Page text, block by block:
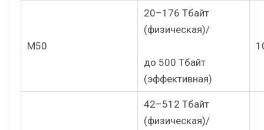
M50
20–176 Тбайт
(физическая)/
до 500 Тбайт
(эффективная)
42–512 Тбайт
(физическая)/